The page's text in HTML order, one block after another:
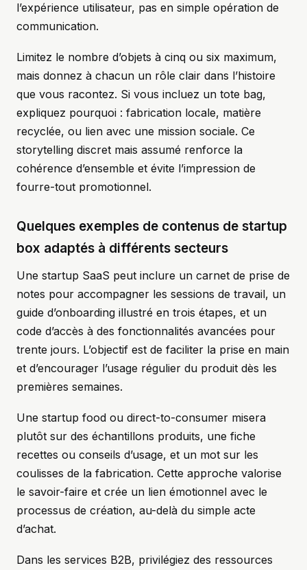
l’expérience utilisateur, pas en simple opération de
communication.
Limitez le nombre d’objets à cinq ou six maximum,
mais donnez à chacun un rôle clair dans l’histoire
que vous racontez. Si vous incluez un tote bag,
expliquez pourquoi : fabrication locale, matière
recyclée, ou lien avec une mission sociale. Ce
storytelling discret mais assumé renforce la
cohérence d’ensemble et évite l’impression de
fourre-tout promotionnel.
Quelques exemples de contenus de startup
box adaptés à différents secteurs
Une startup SaaS peut inclure un carnet de prise de
notes pour accompagner les sessions de travail, un
guide d’onboarding illustré en trois étapes, et un
code d’accès à des fonctionnalités avancées pour
trente jours. L’objectif est de faciliter la prise en main
et d’encourager l’usage régulier du produit dès les
premières semaines.
Une startup food ou direct-to-consumer misera
plutôt sur des échantillons produits, une fiche
recettes ou conseils d’usage, et un mot sur les
coulisses de la fabrication. Cette approche valorise
le savoir-faire et crée un lien émotionnel avec le
processus de création, au-delà du simple acte
d’achat.
Dans les services B2B, privilégiez des ressources